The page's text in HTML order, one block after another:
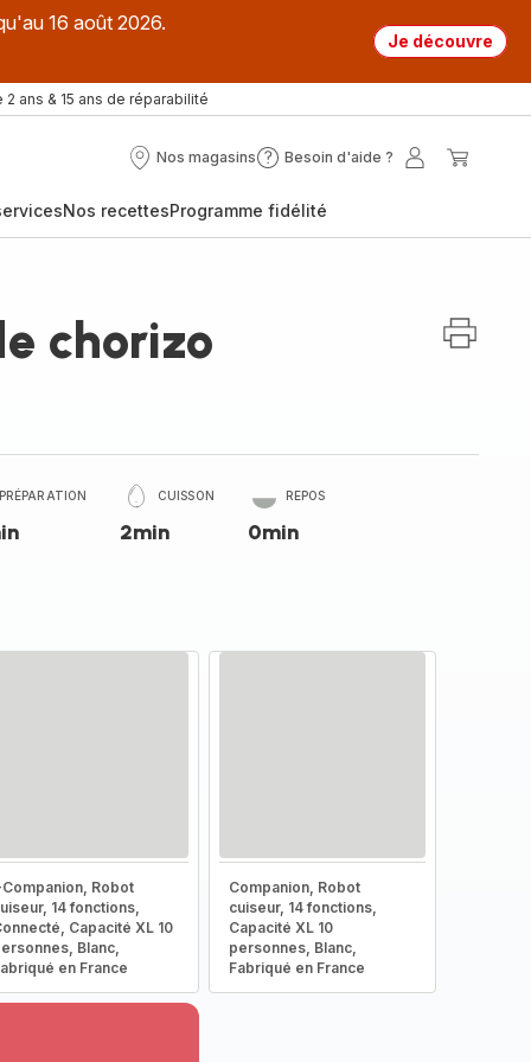
16 août 2026.
Je découvre
2 ans & 15 ans de réparabilité
Nos magasins
Nos
Besoin d'aide ?
Besoin
?
Mon
Nos recettesProgramme fidélité
chorizo
PRÉPARATION CUISSON
2min
REPOS
0min
Robot
14 fonctions,
Capacité XL 10
Blanc,
en France
Companion, Robot
cuiseur, 14 fonctions,
Capacité XL 10
personnes, Blanc,
Fabriqué en France